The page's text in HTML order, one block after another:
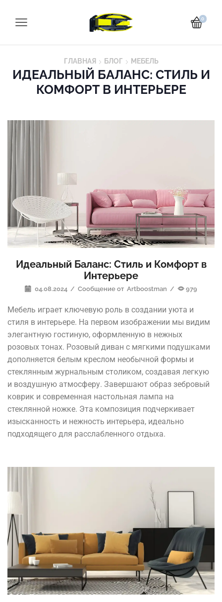
0
ГЛАВНАЯ БЛОГ МЕБЕЛЬ
ИДЕАЛЬНЫЙ БАЛАНС: СТИЛЬ И
КОМФОРТ В ИНТЕРЬЕРЕ
Идеальный Баланс: Стиль и Комфорт в
Интерьере
04.08.2024 / Сообщение от Artboostman / 979
Мебель играет ключевую роль в создании уюта и
стиля в интерьере. На первом изображении мы видим
элегантную гостиную, оформленную в нежных
розовых тонах. Розовый диван с мягкими подушками
дополняется белым креслом необычной формы и
стеклянным журнальным столиком, создавая легкую
и воздушную атмосферу. Завершают образ зебровый
коврик и современная настольная лампа на
стеклянной ножке. Эта композиция подчеркивает
изысканность и нежность интерьера, идеально
подходящего для расслабленного отдыха.